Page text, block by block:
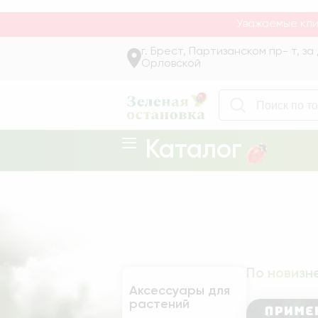
Уважаемые
г. Брест, Партизанском пр- т,
Орловской
Каталог
Лук
Аксессуары для
растений
По